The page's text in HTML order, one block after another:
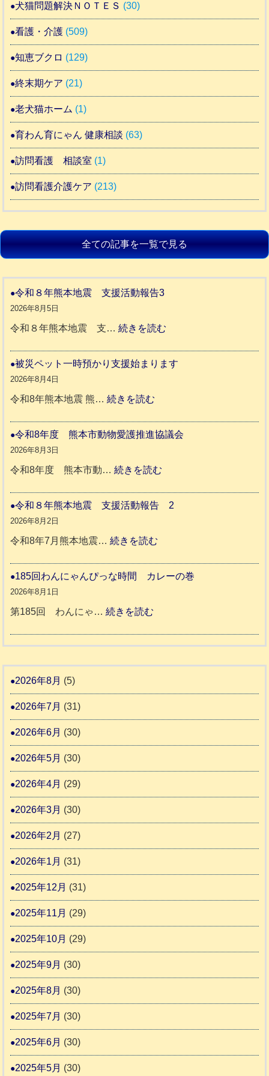
犬猫問題解決ＮＯＴＥＳ (30)
看護・介護 (509)
知恵ブクロ (129)
終末期ケア (21)
老犬猫ホーム (1)
育わん育にゃん 健康相談 (63)
訪問看護 相談室 (1)
訪問看護介護ケア (213)
全ての記事を一覧で見る
令和８年熊本地震 支援活動報告3
2026年8月5日
令和８年熊本地震 支…続きを読む
和
本
支
報
告
被災ペット一時預かり支援始まります
2026年8月4日
令和8年熊本地震 熊…続きを読む
災
ッ
一
り
支
ま
ま
令和8年度 熊本市動物愛護推進協議会
2026年8月3日
令和8年度 熊本市動…続きを読む
和
動
進
会
令和８年熊本地震 支援活動報告 2
2026年8月2日
令和8年7月熊本地震…続きを読む
和
2
185回わんにゃんぴっな時間 カレーの巻
2026年8月1日
第185回 わんにゃ…続きを読む
8
わ
ゃ
っ
間
2026年8月 (5)
2026年7月 (31)
2026年6月 (30)
2026年5月 (30)
2026年4月 (29)
2026年3月 (30)
2026年2月 (27)
2026年1月 (31)
2025年12月 (31)
2025年11月 (29)
2025年10月 (29)
2025年9月 (30)
2025年8月 (30)
2025年7月 (30)
2025年6月 (30)
2025年5月 (30)